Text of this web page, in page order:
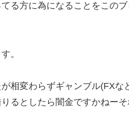
る方に為になることをこの
。
相変わらずギャンブル(FXな
るとしたら闇金ですかねー